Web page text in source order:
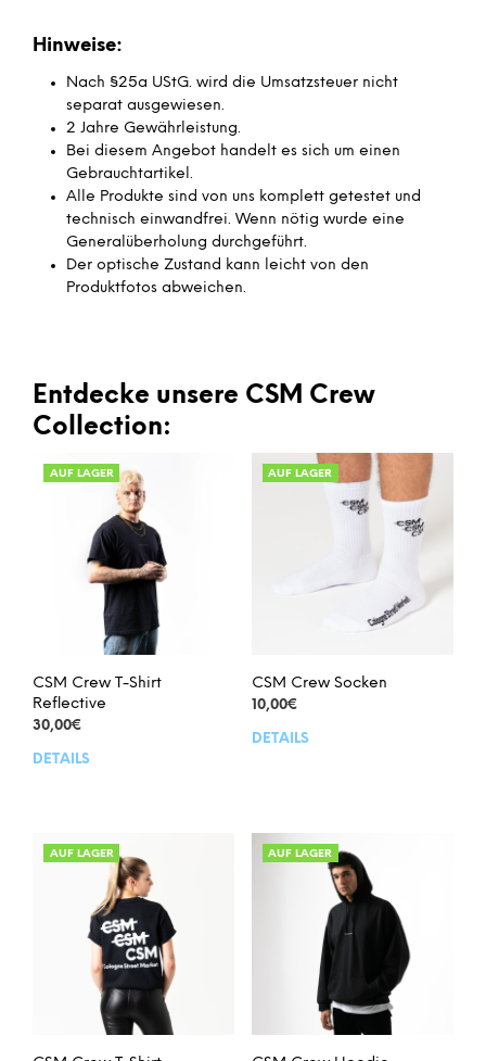
Hinweise:
Nach §25a UStG. wird die Umsatzsteuer nicht
separat ausgewiesen.
2 Jahre Gewährleistung.
Bei diesem Angebot handelt es sich um einen
Gebrauchtartikel.
Alle Produkte sind von uns komplett getestet und
technisch einwandfrei. Wenn nötig wurde eine
Generalüberholung durchgeführt.
Der optische Zustand kann leicht von den
Produktfotos abweichen.
Entdecke unsere CSM Crew
Collection:
AUF LAGER
CSM Crew T-Shirt
Reflective
30,00€
DETAILS
mehrere
Varianten
Produktseite
gewählt
AUF LAGER
CSM Crew Socken
10,00€
DETAILS
AUF LAGER AUF LAGER